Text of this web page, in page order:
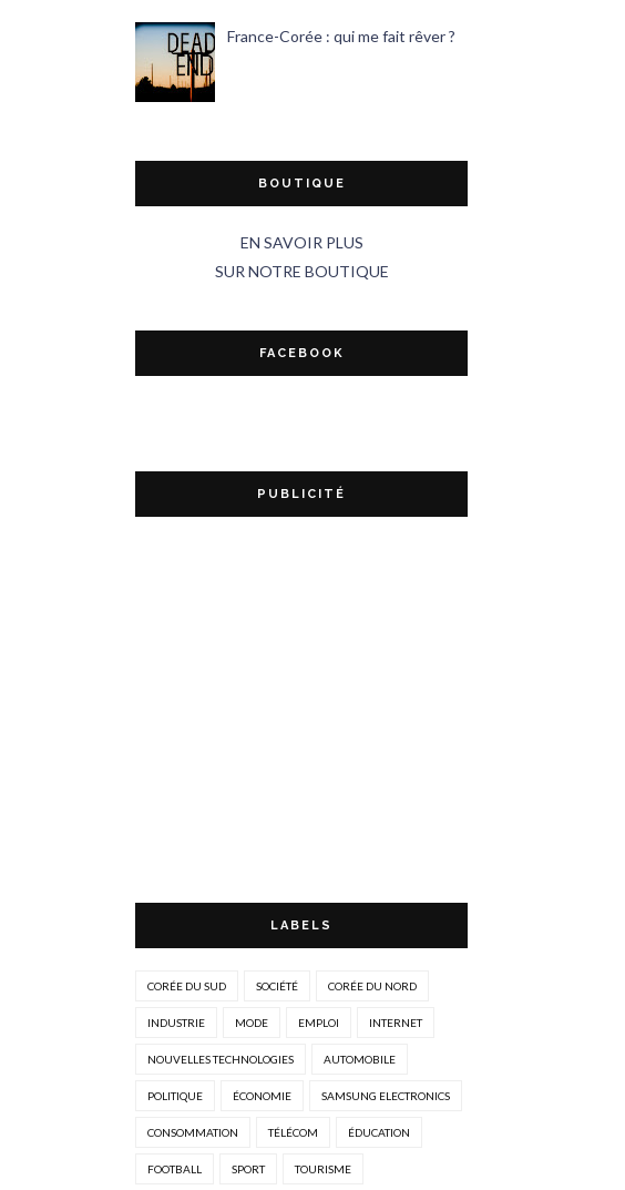
France-Corée : qui me fait rêver ?
BOUTIQUE
EN SAVOIR PLUS
SUR NOTRE BOUTIQUE
FACEBOOK
PUBLICITÉ
LABELS
CORÉE DU SUD SOCIÉTÉ CORÉE DU NORD
INDUSTRIE MODE EMPLOI INTERNET
NOUVELLES TECHNOLOGIES AUTOMOBILE
POLITIQUE ÉCONOMIE SAMSUNG ELECTRONICS
CONSOMMATION TÉLÉCOM ÉDUCATION
FOOTBALL SPORT TOURISME